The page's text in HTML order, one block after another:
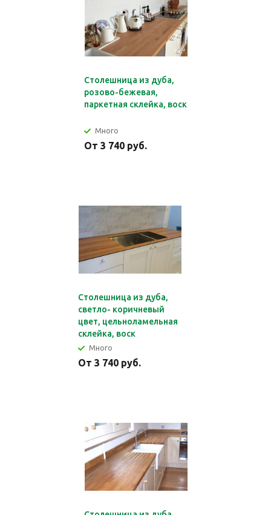
Столешница из дуба,
розово-бежевая,
паркетная склейка, воск
Много
От 3 740 руб.
Столешница из дуба,
светло- коричневый
цвет, цельноламельная
склейка, воск
Много
От 3 740 руб.